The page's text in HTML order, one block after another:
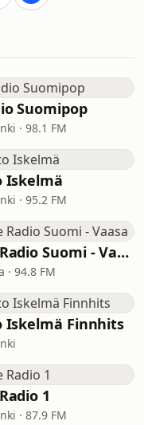
Suomipop
· 98.1 FM
Iskelmä
· 95.2 FM
Yle Radio Suomi - Vaasa
· 94.8 FM
Iskelmä Finnhits
1
· 87.9 FM